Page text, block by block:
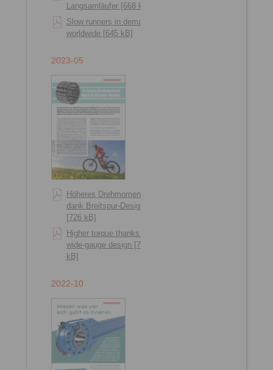
Langsamläufer [668 kB]
Slow runners in demand
worldwide [645 kB]
2023-05
Höheres Drehmoment
dank Breitspur-Design
[726 kB]
Higher torque thanks to
wide-gauge design [724
kB]
2022-10